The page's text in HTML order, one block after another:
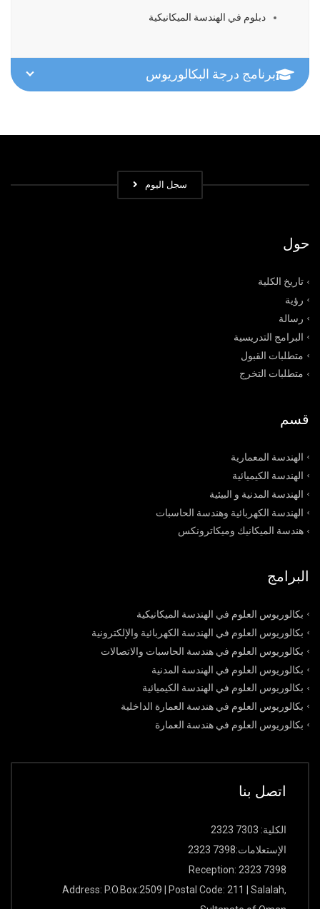
دبلوم في الهندسة الميكانيكية
برنامج درجة البكالوريوس
سجل الیوم
حول
تاريخ الكلية
رؤﯾﺔ
رﺳﺎﻟﺔ
البرامج التدريسية
متطلبات القبول
متطلبات التخرج
قسم
الهندسة المعمارية
الهندسة الكيميائية
الهندسة المدنية و البيئية
الهندسة الكهربائية وهندسة الحاسبات
هندسة الميكانيك وميكاترونكس
البرامج
بكالوريوس العلوم في الهندسة الميكانيكية
بكالوريوس العلوم في الهندسة الكهربائية والإلكترونية
بكالوريوس العلوم في هندسة الحاسبات والاتصالات
بكالوريوس العلوم في الهندسة المدنية
بكالوريوس العلوم في الهندسة الكيميائية
بكالوريوس العلوم في هندسة العمارة الداخلية
بكالوريوس العلوم في هندسة العمارة
اتصل بنا
الكلیة: 7303 2323
الإستعلامات:7398 2323
Reception: 2323 7398
Address: P.O.Box:2509 | Postal Code: 211 | Salalah,